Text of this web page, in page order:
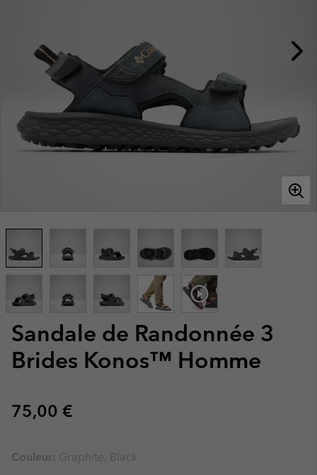
Sandale de Randonnée 3
Brides Konos™ Homme
Regular price:
75,00 €
Couleur: Graphite, Black